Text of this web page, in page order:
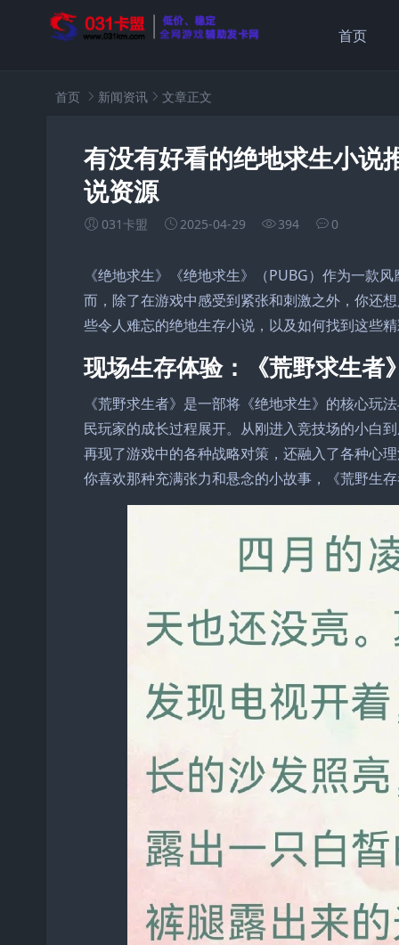
首页
首页 新闻资讯 文章正文
有没有好看的绝地求生小说
说资源
031卡盟 2025-04-29 394 0
《绝地求生》《绝地求生》（PUBG）作为一款
而，除了在游戏中感受到紧张和刺激之外，你还
些令人难忘的绝地生存小说，以及如何找到这些
现场生存体验：《荒野求生者
《荒野求生者》是一部将《绝地求生》的核心玩
民玩家的成长过程展开。从刚进入竞技场的小白
再现了游戏中的各种战略对策，还融入了各种心
你喜欢那种充满张力和悬念的小故事，《荒野生